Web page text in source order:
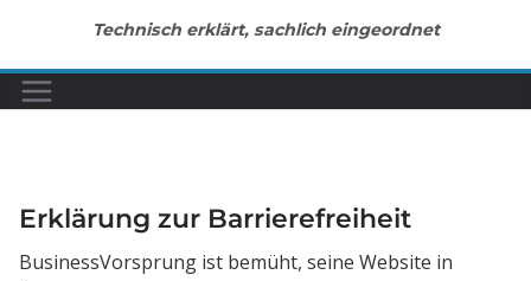
Technisch erklärt, sachlich eingeordnet
Erklärung zur Barrierefreiheit
BusinessVorsprung ist bemüht, seine Website in